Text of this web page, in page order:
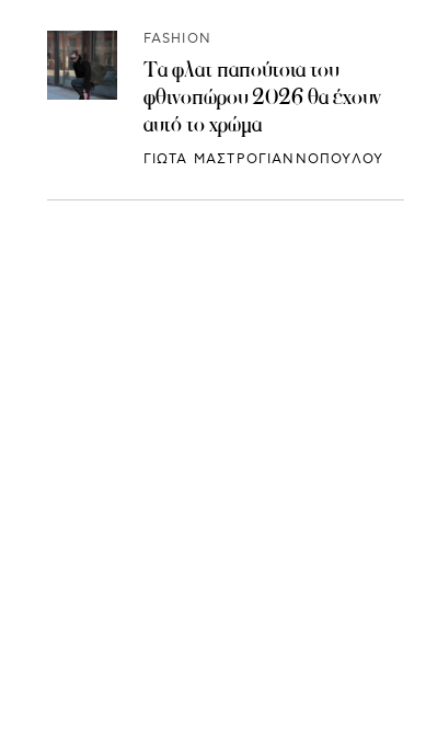
FASHION
Τα φλατ παπούτσια του
φθινοπώρου 2026 θα έχουν
αυτό το χρώμα
ΓΙΩΤΑ ΜΑΣΤΡΟΓΙΑΝΝΟΠΟΥΛΟΥ